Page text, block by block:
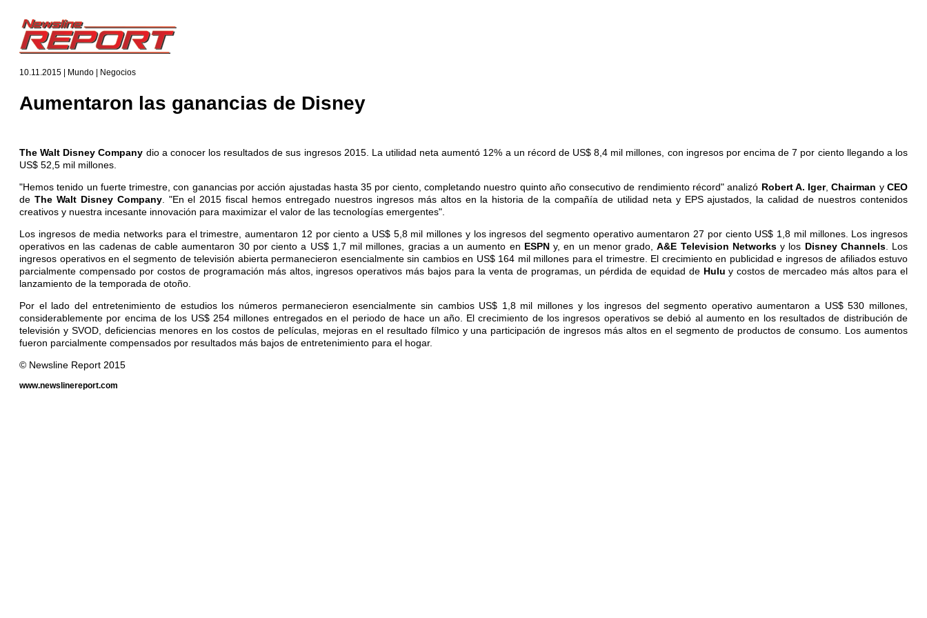
10.11.2015 | Mundo | Negocios
Aumentaron las ganancias de Disney
The Walt Disney Company dio a conocer los resultados de sus ingresos 2015. La utilidad neta aumentó 12% a un récord de US$ 8,4 mil millones, con ingresos por encima de 7 por ciento llegando a los
US$ 52,5 mil millones.
"Hemos tenido un fuerte trimestre, con ganancias por acción ajustadas hasta 35 por ciento, completando nuestro quinto año consecutivo de rendimiento récord" analizó Robert A. Iger,Chairman yCEO
de The Walt Disney Company. "En el 2015 fiscal hemos entregado nuestros ingresos más altos en la historia de la compañía de utilidad neta y EPS ajustados, la calidad de nuestros contenidos
creativos y nuestra incesante innovación para maximizar el valor de las tecnologías emergentes".
Los ingresos de media networks para el trimestre, aumentaron 12 por ciento a US$ 5,8 mil millones y los ingresos del segmento operativo aumentaron 27 por ciento US$ 1,8 mil millones. Los ingresos
operativos en las cadenas de cable aumentaron 30 por ciento a US$ 1,7 mil millones, gracias a un aumento en ESPNy, en un menor grado,A&E Television Networksy los Disney Channels. Los
ingresos operativos en el segmento de televisión abierta permanecieron esencialmente sin cambios en US$ 164 mil millones para el trimestre. El crecimiento en publicidad e ingresos de afiliados estuvo
parcialmente compensado por costos de programación más altos, ingresos operativos más bajos para la venta de programas, un pérdida de equidad de Huluy costos de mercadeo más altos para el
lanzamiento de la temporada de otoño.
Por el lado del entretenimiento de estudios los números permanecieron esencialmente sin cambios US$ 1,8 mil millones y los ingresos del segmento operativo aumentaron a US$ 530 millones,
considerablemente por encima de los US$ 254 millones entregados en el periodo de hace un año. El crecimiento de los ingresos operativos se debió al aumento en los resultados de distribución de
televisión y SVOD, deficiencias menores en los costos de películas, mejoras en el resultado fílmico y una participación de ingresos más altos en el segmento de productos de consumo. Los aumentos
fueron parcialmente compensados por resultados más bajos de entretenimiento para el hogar.
© Newsline Report 2015
www.newslinereport.com